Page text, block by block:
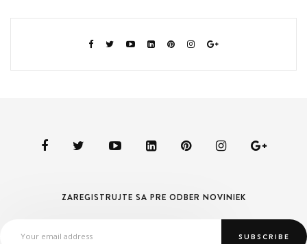
ZAREGISTRUJTE SA PRE ODBER NOVINIEK